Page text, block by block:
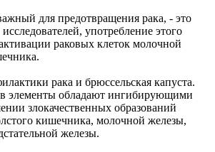
для предотвращения рака, - это
употребление этого
раковых клеток молочной
рака и брюссельская капуста.
элементы обладают ингибирующими
злокачественных образований
кишечника, молочной железы,
железы.